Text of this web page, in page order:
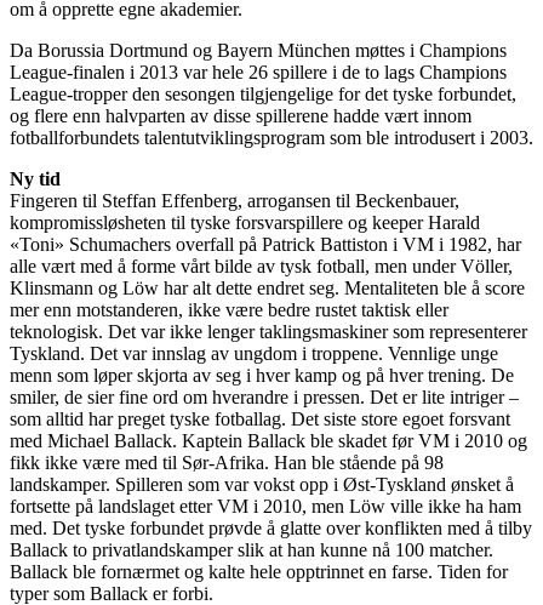
om å opprette egne akademier.
Da Borussia Dortmund og Bayern München møttes i Champions
League-finalen i 2013 var hele 26 spillere i de to lags Champions
League-tropper den sesongen tilgjengelige for det tyske forbundet,
og flere enn halvparten av disse spillerene hadde vært innom
fotballforbundets talentutviklingsprogram som ble introdusert i 2003.
Ny tid
Fingeren til Steffan Effenberg, arrogansen til Beckenbauer,
kompromissløsheten til tyske forsvarspillere og keeper Harald
«Toni» Schumachers overfall på Patrick Battiston i VM i 1982, har
alle vært med å forme vårt bilde av tysk fotball, men under Völler,
Klinsmann og Löw har alt dette endret seg. Mentaliteten ble å score
mer enn motstanderen, ikke være bedre rustet taktisk eller
teknologisk. Det var ikke lenger taklingsmaskiner som representerer
Tyskland. Det var innslag av ungdom i troppene. Vennlige unge
menn som løper skjorta av seg i hver kamp og på hver trening. De
smiler, de sier fine ord om hverandre i pressen. Det er lite intriger –
som alltid har preget tyske fotballag. Det siste store egoet forsvant
med Michael Ballack. Kaptein Ballack ble skadet før VM i 2010 og
fikk ikke være med til Sør-Afrika. Han ble stående på 98
landskamper. Spilleren som var vokst opp i Øst-Tyskland ønsket å
fortsette på landslaget etter VM i 2010, men Löw ville ikke ha ham
med. Det tyske forbundet prøvde å glatte over konflikten med å tilby
Ballack to privatlandskamper slik at han kunne nå 100 matcher.
Ballack ble fornærmet og kalte hele opptrinnet en farse. Tiden for
typer som Ballack er forbi.